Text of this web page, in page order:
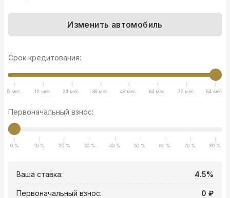
Изменить автомобиль
Срок кредитования:
6 мес. 12 мес. 24 мес. 36 мес. 48 мес. 64 мес. 72 мес. 84 мес.
Первоначальный взнос:
0 % 10 % 20 % 30 % 40 % 50 % 60 % 70 % 80 %
Ваша ставка: 4.5%
Первоначальный взнос: 0 ₽